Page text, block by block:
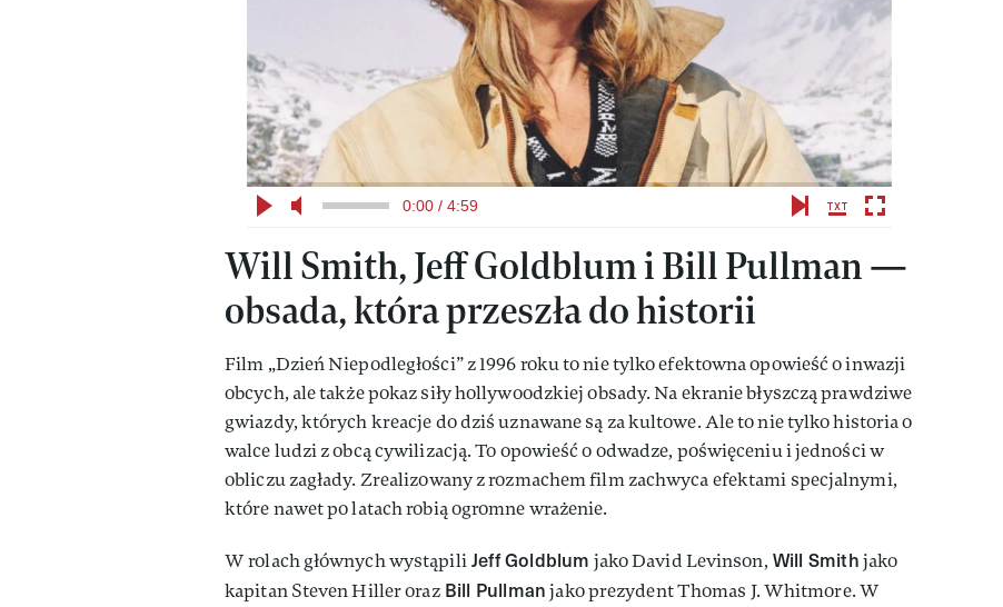
0:00 / 4:59
Will Smith, Jeff Goldblum i Bill Pullman —
obsada, która przeszła do historii
Film „Dzień Niepodległości” z 1996 roku to nie tylko efektowna opowieść o inwazji
obcych, ale także pokaz siły hollywoodzkiej obsady. Na ekranie błyszczą prawdziwe
gwiazdy, których kreacje do dziś uznawane są za kultowe. Ale to nie tylko historia o
walce ludzi z obcą cywilizacją. To opowieść o odwadze, poświęceniu i jedności w
obliczu zagłady. Zrealizowany z rozmachem film zachwyca efektami specjalnymi,
które nawet po latach robią ogromne wrażenie.
W rolach głównych wystąpiliJeff Goldblum jako David Levinson, Will Smithjako
kapitan Steven Hiller orazBill Pullmanjako prezydent Thomas J. Whitmore. W